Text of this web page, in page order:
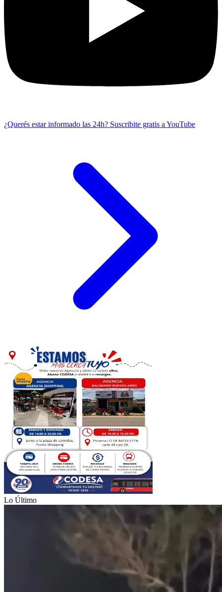
¿Querés estar informado las 24h? Suscribite gratis a YouTube
Lo Último